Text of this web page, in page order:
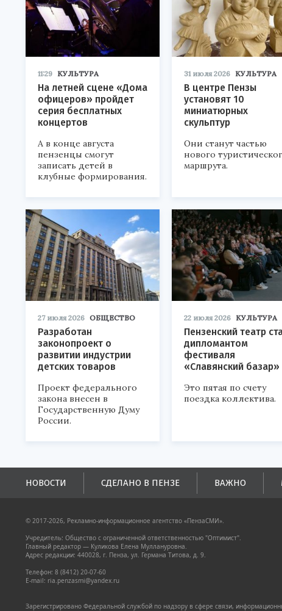
11:29 КУЛЬТУРА
На летней сцене «Дома
офицеров» пройдет
серия бесплатных
концертов
А в конце августа
пензенцы смогут
записать детей в
клубные формирования.
31 июля 2026 КУЛЬТУРА
В центре Пензы
установят 10
миниатюрных
скульптур
Они станут частью
нового
маршрута.
27 июля 2026 ОБЩЕСТВО
Разработан
законопроект о
развитии индустрии
детских товаров
Проект федерального
закона внесен в
Государственную Думу
России.
22 июля 2026 КУЛЬТУРА
Пензенский театр
дипломантом
фестиваля
«Славянский базар»
Это пятая по счету
поездка коллектива.
НОВОСТИ СДЕЛАНО В ПЕНЗЕ ВАЖНО
© 2017-2026, Рекламно-информационное агентство «ПензаСМИ».
Учредитель: Общество с ограниченной ответственностью "Оптимист".
Главный редактор — Куликова Елена Муллануровна.
Адрес редакции: 440028, г. Пенза, ул. Германа Титова, д. 9.
Телефон: 8 (8412) 20-07-60
E-mail: ria.penzasmi@yandex.ru
Зарегистрировано Федеральной службой по надзору в сфере связи,